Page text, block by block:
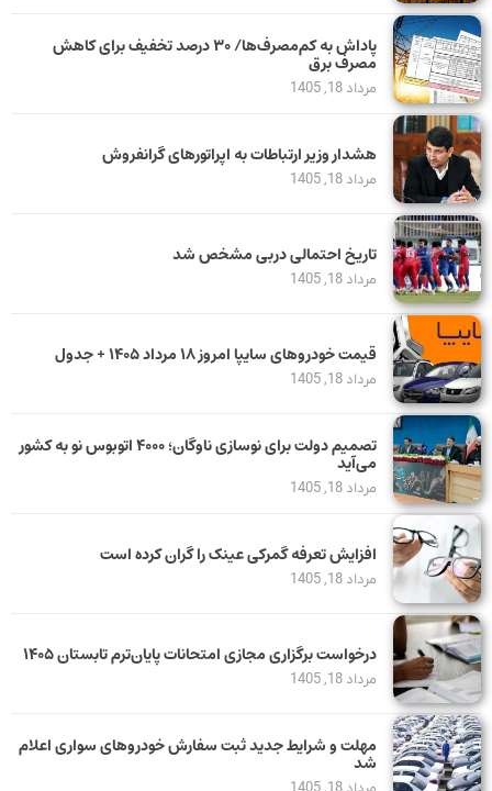
پاداش به کم‌مصرف‌ها/ ۳۰ درصد تخفیف برای کاهش
مصرف برق
مرداد 18, 1405
هشدار وزیر ارتباطات به اپراتورهای گرانفروش
مرداد 18, 1405
تاریخ احتمالی دربی مشخص شد
مرداد 18, 1405
قیمت خودرو‌های سایپا امروز ۱۸ مرداد ۱۴۰۵ + جدول
مرداد 18, 1405
تصمیم دولت برای نوسازی ناوگان؛ ۴۰۰۰ اتوبوس نو به کشور
می‌آید
مرداد 18, 1405
افزایش تعرفه گمرکی عینک را گران کرده است
مرداد 18, 1405
درخواست برگزاری مجازی امتحانات پایان‌ترم تابستان ۱۴۰۵
مرداد 18, 1405
مهلت و شرایط جدید ثبت سفارش خودروهای سواری اعلام
شد